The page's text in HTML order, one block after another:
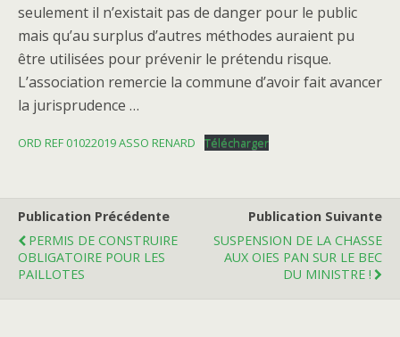
seulement il n’existait pas de danger pour le public
mais qu’au surplus d’autres méthodes auraient pu
être utilisées pour prévenir le prétendu risque.
L’association remercie la commune d’avoir fait avancer
la jurisprudence …
ORD REF 01022019 ASSO RENARD Télécharger
Publication Précédente
PERMIS DE CONSTRUIRE
OBLIGATOIRE POUR LES
PAILLOTES
Publication Suivante
SUSPENSION DE LA CHASSE
AUX OIES PAN SUR LE BEC
DU MINISTRE !